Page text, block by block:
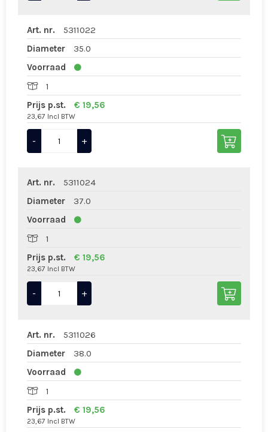
Art. nr.
5311022
Diameter
35.0
Voorraad
1
Prijs p.st.
€ 19,56
23,67 Incl BTW
- +
Art. nr.
5311024
Diameter
37.0
Voorraad
1
Prijs p.st.
€ 19,56
23,67 Incl BTW
- +
Art. nr.
5311026
Diameter
38.0
Voorraad
1
Prijs p.st.
€ 19,56
23,67 Incl BTW